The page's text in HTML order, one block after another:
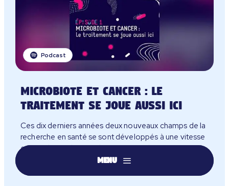
Menu
Podcast
Microbiote et cancer : Le
traitement se joue aussi ici
Ces dix derniers années deux nouveaux champs de la
recherche en santé se sont développés à une vitesse
extraordinaire: le microbiote intestinal et
l’immunothérapie contre le cancer.